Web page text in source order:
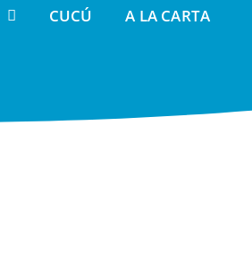
CUCÚ A LA CARTA